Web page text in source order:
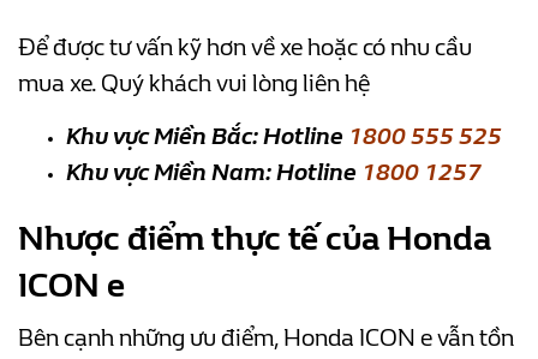
Để được tư vấn kỹ hơn về xe hoặc có nhu cầu
mua xe. Quý khách vui lòng liên hệ
Khu vực Miền Bắc: Hotline 1800 555 525
Khu vực Miền Nam: Hotline 1800 1257
Nhược điểm thực tế của Honda
ICON e
Bên cạnh những ưu điểm, Honda ICON e vẫn tồn